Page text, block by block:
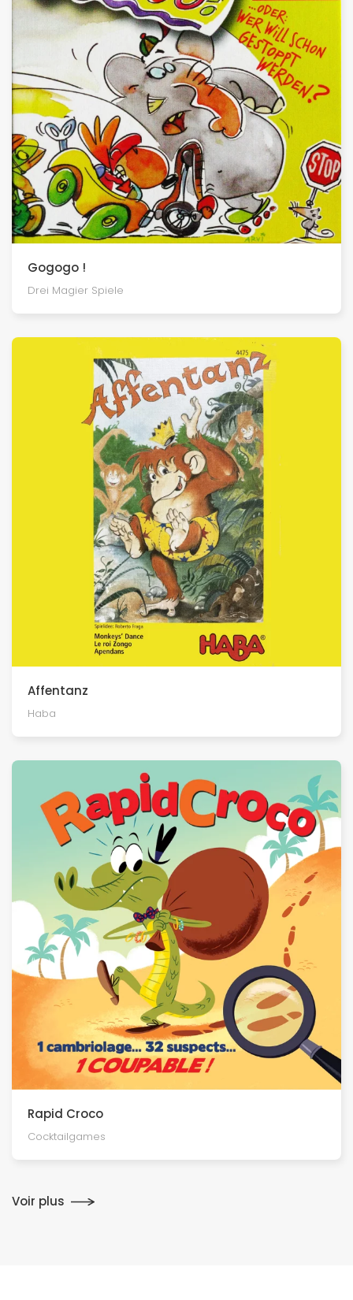
Gogogo !
Drei Magier Spiele
Affentanz
Haba
Rapid Croco
Cocktailgames
Voir plus